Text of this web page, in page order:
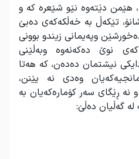
هێمن دێتەوە نێو شێعرە كە و
تێكەڵ بە خەڵكەكەی دەبێ
وپەیمانی زیندو بوونی
نوێ دەكەنەوە وبەڵێنی
نیشتمان دەدەن، كە هەتا
وەدی نە یێنن،
ڕێگای سەر كۆمارەكەیان بە
لە گەڵیان دەڵێ: